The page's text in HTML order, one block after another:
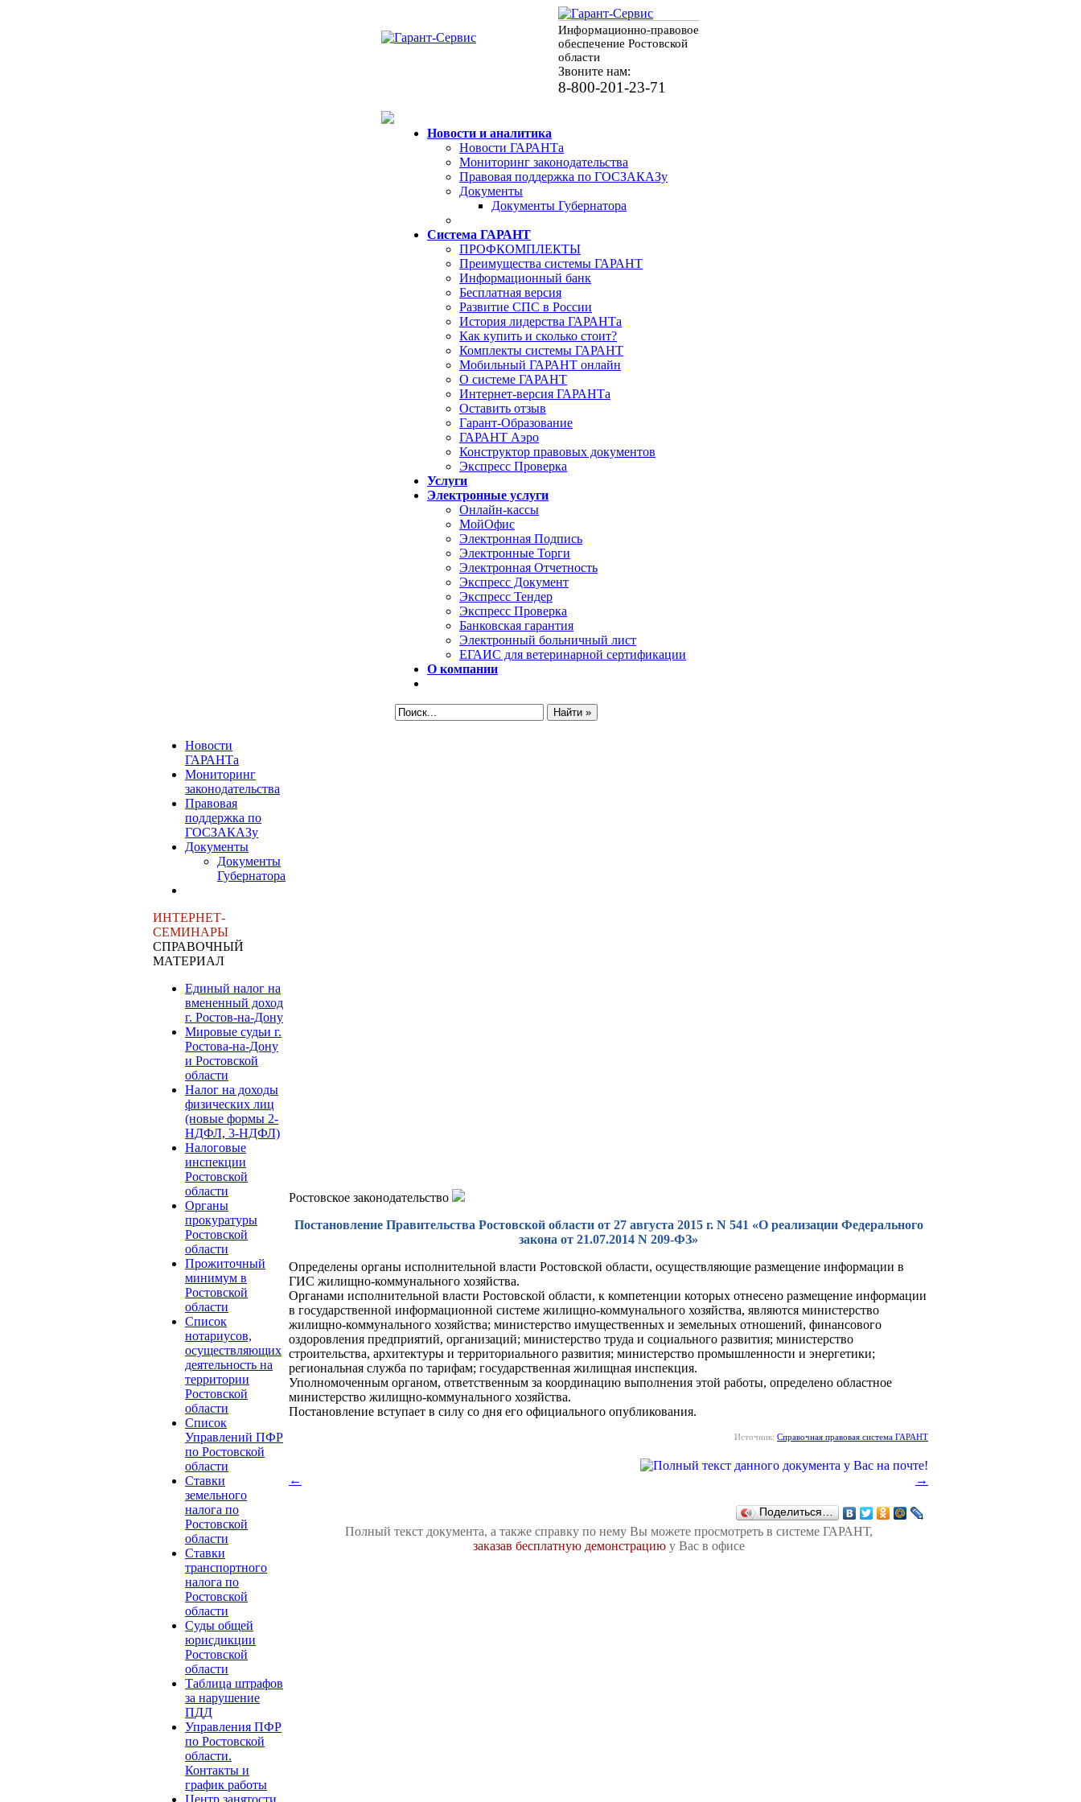
Информационно-правовое
обеспечение Ростовской
области
Звоните нам:
8-800-201-23-71
Новости и аналитика
Новости ГАРАНТа
Мониторинг законодательства
Правовая поддержка по ГОСЗАКАЗу
Документы
Документы Губернатора
Система ГАРАНТ
ПРОФКОМПЛЕКТЫ
Преимущества системы ГАРАНТ
Информационный банк
Бесплатная версия
Развитие СПС в России
История лидерства ГАРАНТа
Как купить и сколько стоит?
Комплекты системы ГАРАНТ
Мобильный ГАРАНТ онлайн
О системе ГАРАНТ
Интернет-версия ГАРАНТа
Оставить отзыв
Гарант-Образование
ГАРАНТ Аэро
Конструктор правовых документов
Экспресс Проверка
Услуги
Электронные услуги
Онлайн-кассы
МойОфис
Электронная Подпись
Электронные Торги
Электронная Oтчетность
Экспресс Документ
Экспресс Тендер
Экспресс Проверка
Банковская гарантия
Электронный больничный лист
ЕГАИС для ветеринарной сертификации
О компании
Новости
ГАРАНТа
Мониторинг
законодательства
Правовая
поддержка по
ГОСЗАКАЗу
Документы
Документы
Губернатора
ИНТЕРНЕТ-
СЕМИНАРЫ
СПРАВОЧНЫЙ
МАТЕРИАЛ
Единый налог на
вмененный доход
г. Ростов-на-Дону
Мировые судьи г.
Ростова-на-Дону
и Ростовской
области
Налог на доходы
физических лиц
(новые формы 2-
НДФЛ, 3-НДФЛ)
Налоговые
инспекции
Ростовской
области
Органы
прокуратуры
Ростовской
области
Прожиточный
минимум в
Ростовской
области
Список
нотариусов,
осуществляющих
деятельность на
территории
Ростовской
области
Список
Управлений ПФР
по Ростовской
области
Ставки
земельного
налога по
Ростовской
области
Ставки
транспортного
налога по
Ростовской
области
Суды общей
юрисдикции
Ростовской
области
Таблица штрафов
за нарушение
ПДД
Управления ПФР
по Ростовской
области.
Контакты и
график работы
Центр занятости
Ростовское законодательство
Постановление Правительства Ростовской области от 27 августа 2015 г. N 541 «О реализации Федерального
закона от 21.07.2014 N 209-ФЗ»
Определены органы исполнительной власти Ростовской области, осуществляющие размещение информации в
ГИС жилищно-коммунального хозяйства.
Органами исполнительной власти Ростовской области, к компетенции которых отнесено размещение информации
в государственной информационной системе жилищно-коммунального хозяйства, являются министерство
жилищно-коммунального хозяйства; министерство имущественных и земельных отношений, финансового
оздоровления предприятий, организаций; министерство труда и социального развития; министерство
строительства, архитектуры и территориального развития; министерство промышленности и энергетики;
региональная служба по тарифам; государственная жилищная инспекция.
Уполномоченным органом, ответственным за координацию выполнения этой работы, определено областное
министерство жилищно-коммунального хозяйства.
Постановление вступает в силу со дня его официального опубликования.
Источник: Справочная правовая система ГАРАНТ
← →
Поделиться…
Полный текст документа, а также справку по нему Вы можете просмотреть в системе ГАРАНТ,
заказав бесплатную демонстрациюу Вас в офисе